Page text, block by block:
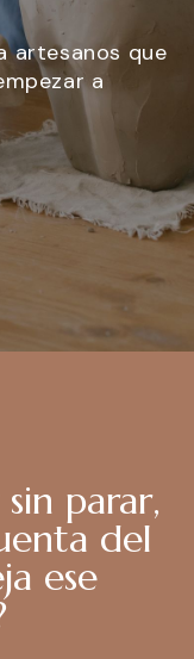
artesanos que
a
parar,
del
ese